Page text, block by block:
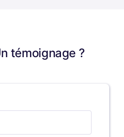
témoignage ?